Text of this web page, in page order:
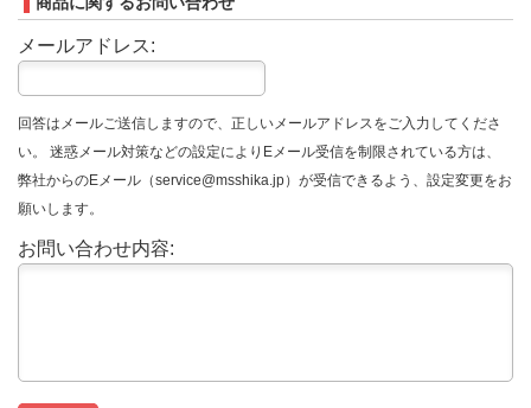
メールアドレス:
回答はメールご送信しますので、正しいメールアドレスをご入力してくださ
い。 迷惑メール対策などの設定によりEメール受信を制限されている方は、
弊社からのEメール（service@msshika.jp）が受信できるよう、設定変更をお
願いします。
お問い合わせ内容: